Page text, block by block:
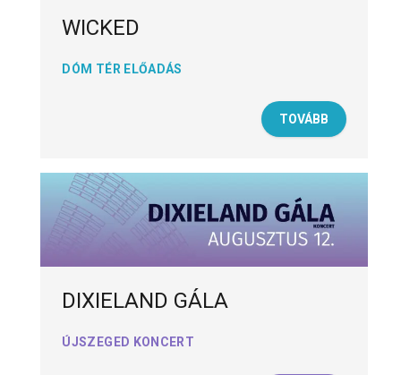
WICKED
DÓM TÉR ELŐADÁS
TOVÁBB
DIXIELAND GÁLA
ÚJSZEGED KONCERT